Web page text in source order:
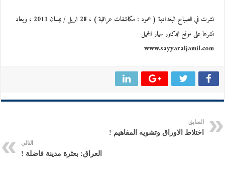
نشرت في الصباح البغدادية ( عمود : مكاشفات عراقية ) ، 28 ابريل / نيسان 2011 ، ويعاد
نشرها على موقع الدكتور سيار الجميل
www.sayyaraljamil.com
السابق
اختلاط الاوراق وتشويه المفاهيم !
التالي
العراق: بعثرة مدينة فاضلة !